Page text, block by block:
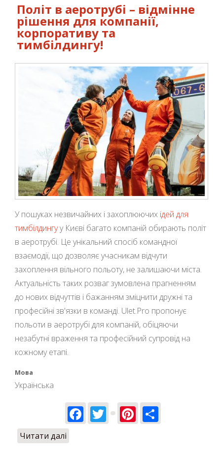
Політ в аеротрубі – відмінне
рішення для компанії,
корпоративу та
тимбілдингу!
У пошуках незвичайних і захоплюючих ідей для
тимбілдингуу Києві багато компаній обирають політ
в аеротрубі. Це унікальний спосіб командної
взаємодії, що дозволяє учасникам відчути
захоплення вільного польоту, не залишаючи міста.
Актуальність таких розваг зумовлена прагненням
до нових відчуттів і бажанням зміцнити дружні та
професійні зв'язки в команді. Ulet.Pro пропонує
польоти в аеротрубі для компаній, обіцяючи
незабутні враження та професійний супровід на
кожному етапі.
Мова
Українська
Facebook
TwitterPinterest
Читати далі